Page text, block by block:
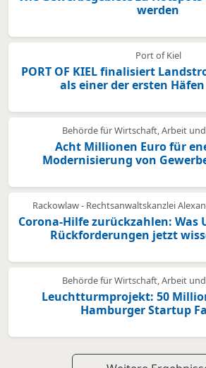
werden
Port of Kiel
PORT OF KIEL finalisiert
als einer der ersten
Behörde für Wirtschaft, Arbeit
Acht Millionen Euro für
Modernisierung von
Rackowlaw - Rechtsanwaltskanzlei
Corona-Hilfe zurückzahlen: Was
Rückforderungen jetzt
Behörde für Wirtschaft, Arbeit
Leuchtturmprojekt: 50
Hamburger Startup